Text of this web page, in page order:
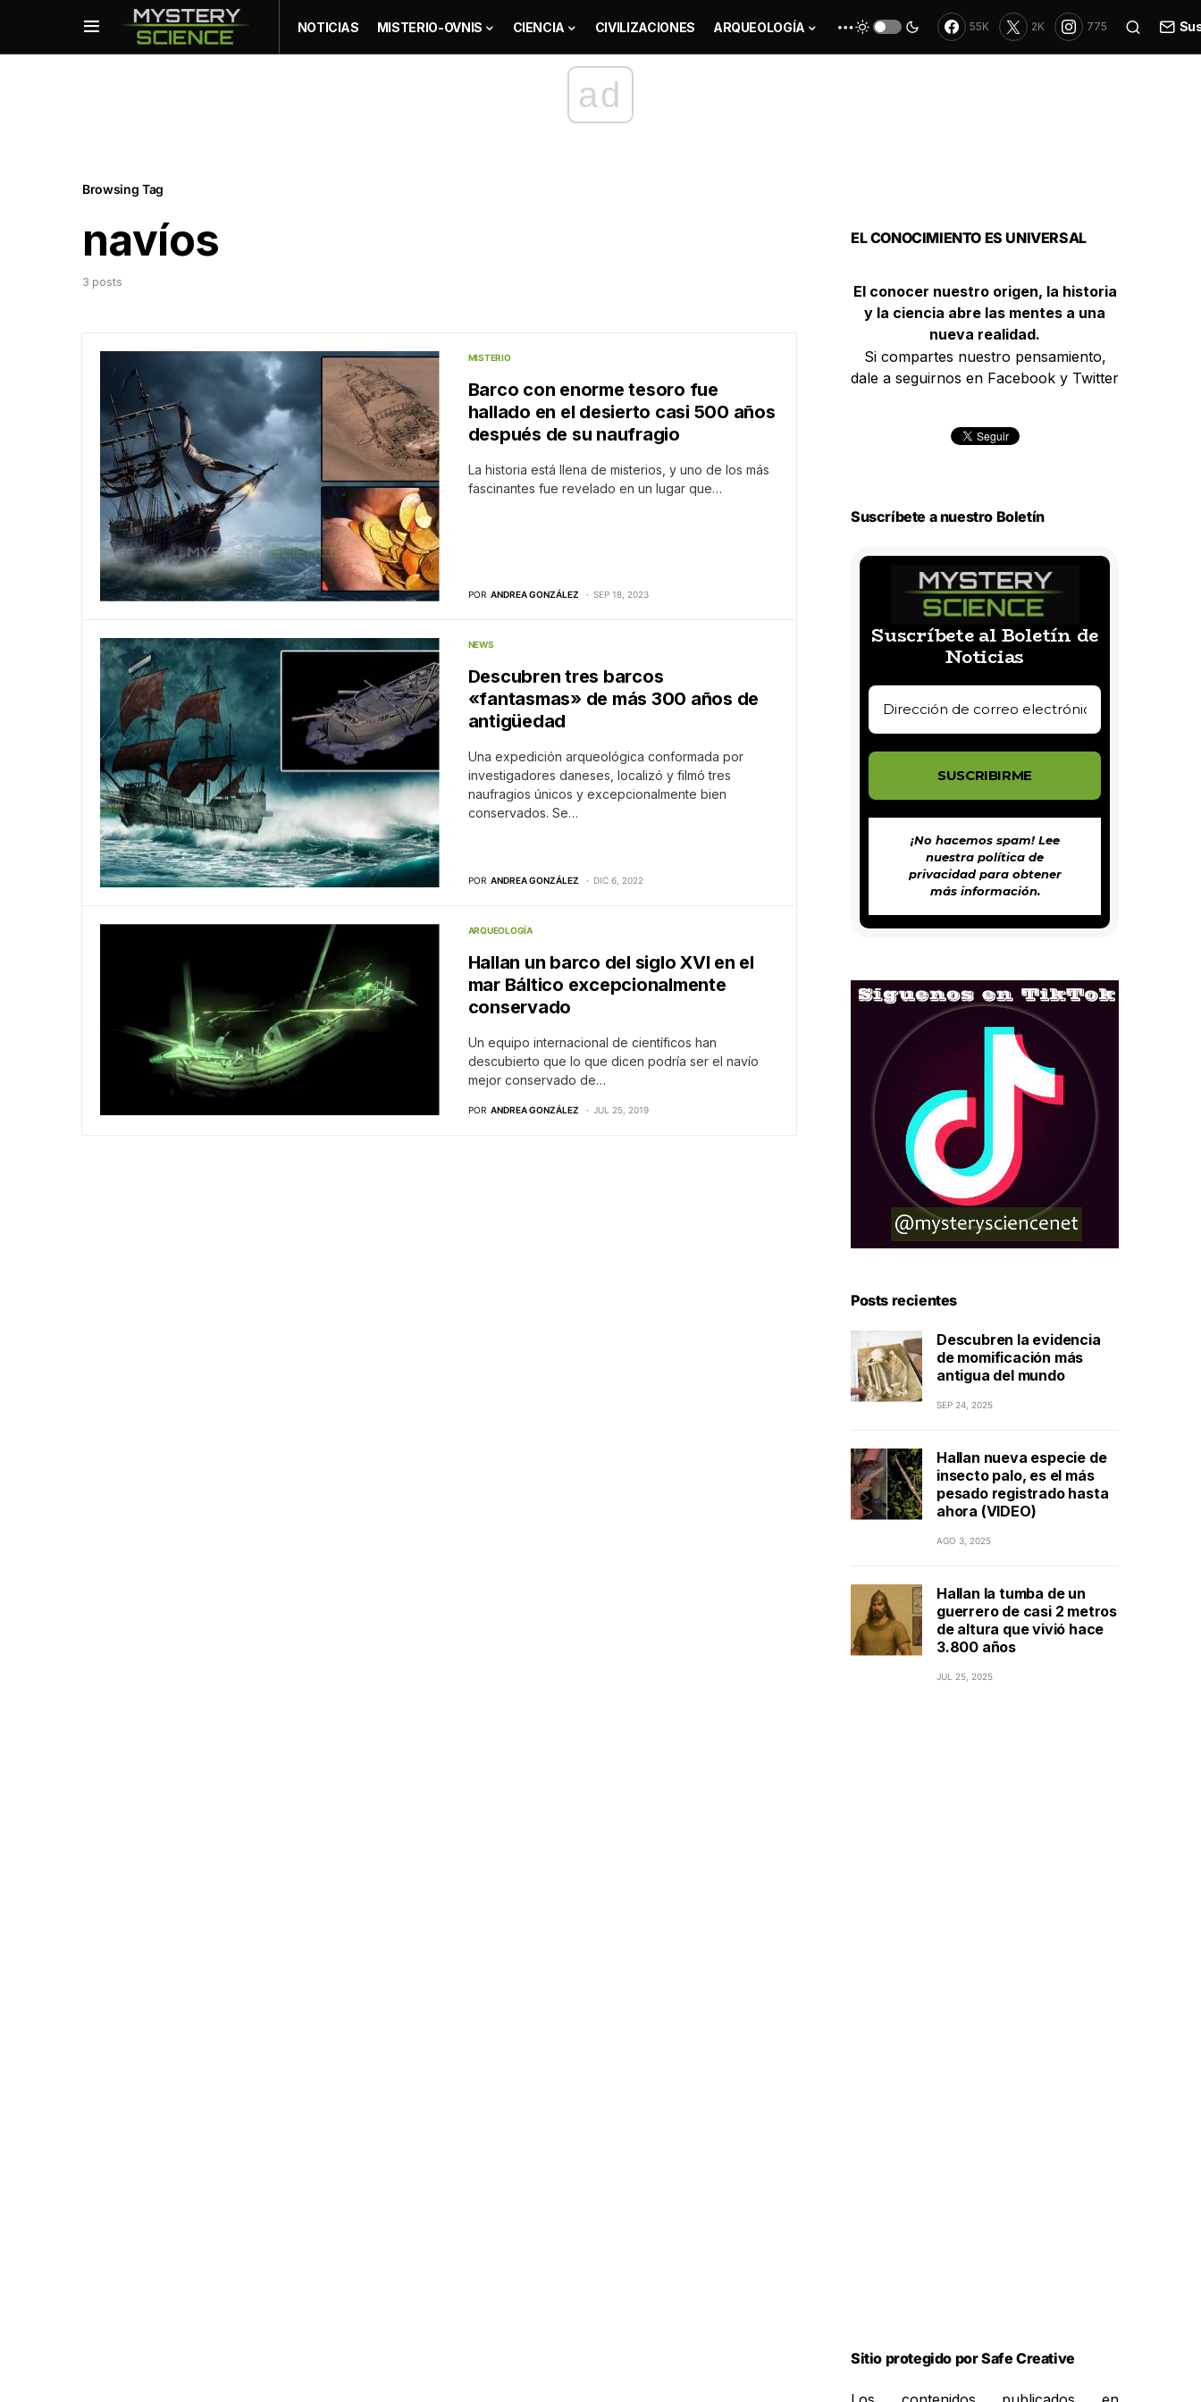
NOTICIAS MISTERIO-OVNIS CIENCIA CIVILIZACIONES ARQUEOLOGÍA 55K 2K 775
ad
Browsing Tag
navíos
3 posts
MISTERIO
Barco con enorme tesoro fue
hallado en el desierto casi 500 años
después de su naufragio
La historia está llena de misterios, y uno de los más
fascinantes fue revelado en un lugar que…
POR ANDREA GONZÁLEZ SEP 18, 2023
NEWS
Descubren tres barcos
«fantasmas» de más 300 años de
antigüedad
Una expedición arqueológica conformada por
investigadores daneses, localizó y filmó tres
naufragios únicos y excepcionalmente bien
conservados. Se…
POR ANDREA GONZÁLEZ DIC 6, 2022
ARQUEOLOGÍA
Hallan un barco del siglo XVI en el
mar Báltico excepcionalmente
conservado
Un equipo internacional de científicos han
descubierto que lo que dicen podría ser el navío
mejor conservado de…
POR ANDREA GONZÁLEZ JUL 25, 2019
EL CONOCIMIENTO ES UNIVERSAL
El conocer nuestro origen, la historia
y la ciencia abre las mentes a una
nueva realidad.
Si compartes nuestro pensamiento,
dale a seguirnos en Facebook y Twitter
Suscríbete a nuestro Boletín
Suscríbete al Boletín de
Noticias
¡No hacemos spam! Lee
nuestra política de
privacidadpara obtener
más información.
Posts recientes
Descubren la evidencia
de momificación más
antigua del mundo
SEP 24, 2025
Hallan nueva especie de
insecto palo, es el más
pesado registrado hasta
ahora (VIDEO)
AGO 3, 2025
Hallan la tumba de un
guerrero de casi 2 metros
de altura que vivió hace
3.800 años
JUL 25, 2025
Sitio protegido por Safe Creative